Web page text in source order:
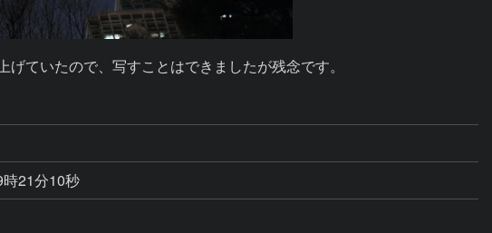
ていたので、写すことはできましたが残念です。
21分10秒